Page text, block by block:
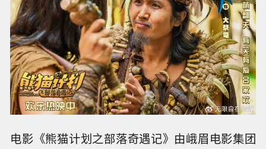
电影《熊猫计划之部落奇遇记》由峨眉电影集团